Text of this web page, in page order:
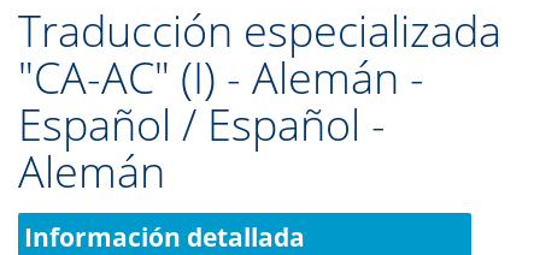
Traducción especializada
"CA-AC" (I) - Alemán -
Español / Español -
Alemán
Información detallada